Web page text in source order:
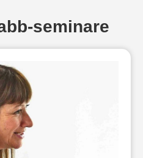
seminare